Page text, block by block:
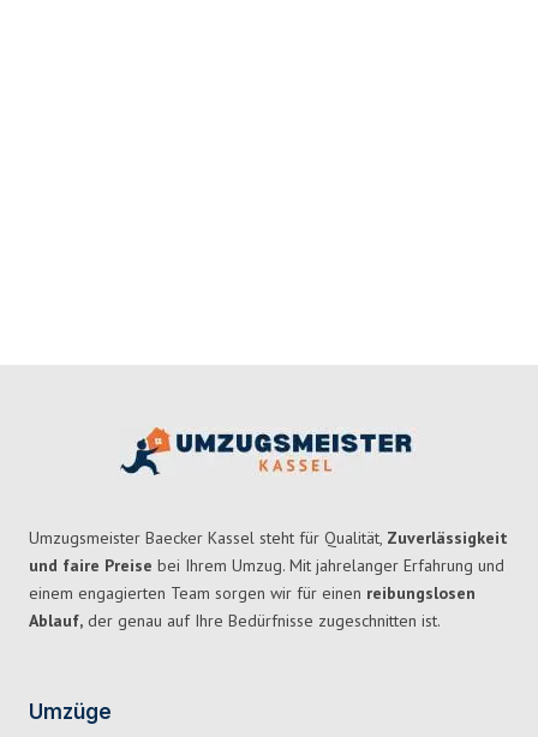
Umzugsmeister Baecker Kassel steht für Qualität, Zuverlässigkeit
und faire Preise bei Ihrem Umzug. Mit jahrelanger Erfahrung und
einem engagierten Team sorgen wir für einen reibungslosen
Ablauf, der genau auf Ihre Bedürfnisse zugeschnitten ist.
Umzüge